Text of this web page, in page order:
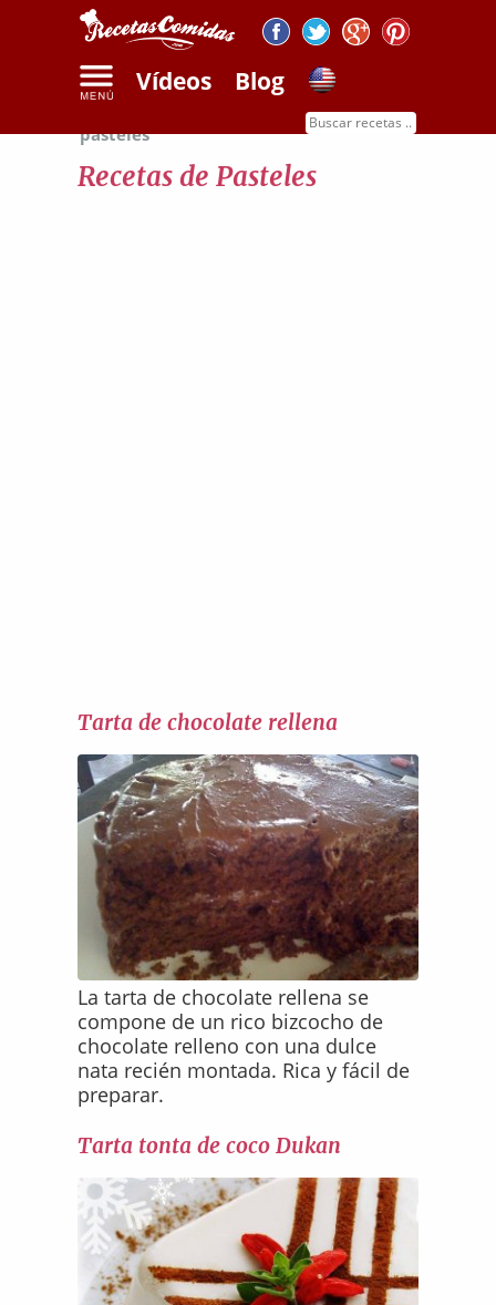
Vídeos Blog
Recetas de
pasteles
Recetas de Pasteles
Tarta de chocolate rellena
La tarta de chocolate rellena se
compone de un rico bizcocho de
chocolate relleno con una dulce
nata recién montada. Rica y fácil de
preparar.
Tarta tonta de coco Dukan